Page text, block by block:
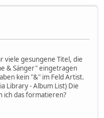
viele gesungene Titel, die
& Sänger" eingetragen
kein "&" im Feld Artist.
Library - Album List) Die
ich das formatieren?